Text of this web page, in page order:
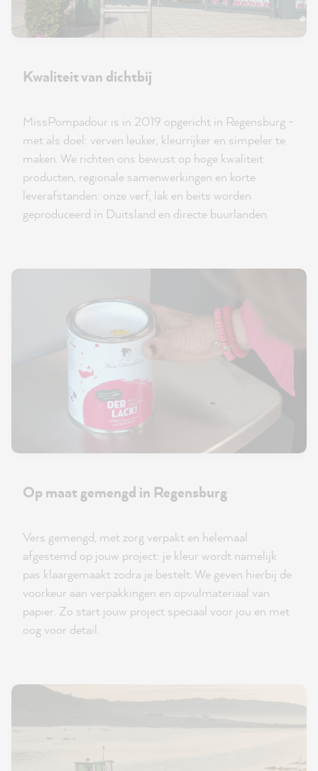
Kwaliteit van dichtbij
MissPompadour is in 2019 opgericht in Regensburg -
met als doel: verven leuker, kleurrijker en simpeler te
maken. We richten ons bewust op hoge kwaliteit
producten, regionale samenwerkingen en korte
leverafstanden: onze verf, lak en beits worden
geproduceerd in Duitsland en directe buurlanden.
Op maat gemengd in Regensburg
Vers gemengd, met zorg verpakt en helemaal
afgestemd op jouw project: je kleur wordt namelijk
pas klaargemaakt zodra je bestelt. We geven hierbij de
voorkeur aan verpakkingen en opvulmateriaal van
papier. Zo start jouw project speciaal voor jou en met
oog voor detail.